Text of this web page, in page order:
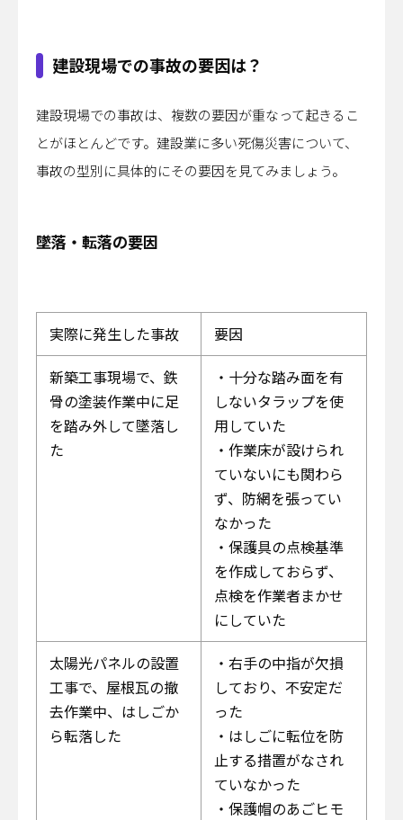
建設現場での事故の要因は？
建設現場での事故は、複数の要因が重なって起きるこ
とがほとんどです。建設業に多い死傷災害について、
事故の型別に具体的にその要因を見てみましょう。
墜落・転落の要因
実際に発生した事故
要因
新築工事現場で、鉄
骨の塗装作業中に足
を踏み外して墜落し
た
・十分な踏み面を有
しないタラップを使
用していた
・作業床が設けられ
ていないにも関わら
ず、防網を張ってい
なかった
・保護具の点検基準
を作成しておらず、
点検を作業者まかせ
にしていた
太陽光パネルの設置
工事で、屋根瓦の撤
去作業中、はしごか
ら転落した
・右手の中指が欠損
しており、不安定だ
った
・はしごに転位を防
止する措置がなされ
ていなかった
・保護帽のあごヒモ